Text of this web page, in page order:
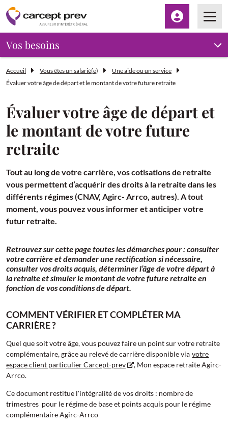
Espace client
Vos besoins
Accueil Vous êtes un salarié(e)
Une aide ou un service
Évaluer votre âge de départ et le montant de votre future retraite
Évaluer votre âge de départ et
le montant de votre future
retraite
Tout au long de votre carrière, vos cotisations de retraite
vous permettent d’acquérir des droits à la retraite dans les
différents régimes (CNAV, Agirc- Arrco, autres). A tout
moment, vous pouvez vous informer et anticiper votre
futur retraite.
Retrouvez sur cette page toutes les démarches pour : consulter
votre carrière et demander une rectification si nécessaire,
consulter vos droits acquis, déterminer l’âge de votre départ à
la retraite et simuler le montant de votre future retraite en
fonction de vos conditions de départ.
COMMENT VÉRIFIER ET COMPLÉTER MA
CARRIÈRE ?
Quel que soit votre âge, vous pouvez faire un point sur votre retraite
complémentaire, grâce au relevé de carrière disponible via votre
espace client particulier Carcept-prev
, Mon espace retraite Agirc-
Arrco.
Ce document restitue l'intégralité de vos droits : nombre de
trimestres pour le régime de base et points acquis pour le régime
complémentaire Agirc-Arrco